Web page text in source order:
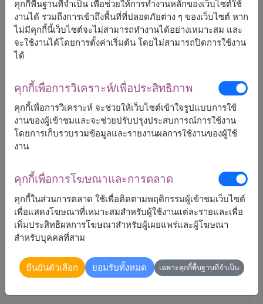
gift basket / กระเช้าของขวัญ
Gift for mom
Graduation Bouquet
Hydrangea / ไฮเดรนเยีย lily / ลิลลี่
MoneyGift / ของขวัญธนบัตร
Mother's Day
Online gifts
Ribbon / โบว์ริบบิ้น rose / กุหลาบ
Rose / ดอกกุหลาบ
Spa Gift Baskets sunflower / ทานตะวัน
คุกกี้พื้นฐานที่จำเป็น เพื่อช่วยให้การทำงานหลักของเว็บไซต์ใช้
งานได้ รวมถึงการเข้าถึงพื้นที่ที่ปลอดภัยต่าง ๆ ของเว็บไซต์ หาก
ไม่มีคุกกี้นี้เว็บไซต์จะไม่สามารถทำงานได้อย่างเหมาะสม และ
จะใช้งานได้โดยการตั้งค่าเริ่มต้น โดยไม่สามารถปิดการใช้งาน
ได้
คุกกี้เพื่อการวิเคราะห์/เพื่อประสิทธิภาพ
คุกกี้เพื่อการวิเคราะห์ จะช่วยให้เว็บไซต์เข้าใจรูปแบบการใช้
งานของผู้เข้าชมและจะช่วยปรับปรุงประสบการณ์การใช้งาน
โดยการเก็บรวบรวมข้อมูลและรายงานผลการใช้งานของผู้ใช้
งาน
คุกกี้เพื่อการโฆษณาและการตลาด
คุกกี้ในส่วนการตลาด ใช้เพื่อติดตามพฤติกรรมผู้เข้าชมเว็บไซต์
เพื่อแสดงโฆษณาที่เหมาะสมสำหรับผู้ใช้งานแต่ละรายและเพื่อ
เพิ่มประสิทธิผลการโฆษณาสำหรับผู้เผยแพร่และผู้โฆษณา
สำหรับบุคคลที่สาม
ยืนยันตัวเลือก ยอมรับทั้งหมด เฉพาะคุกกี้พื้นฐานที่จำเป็น